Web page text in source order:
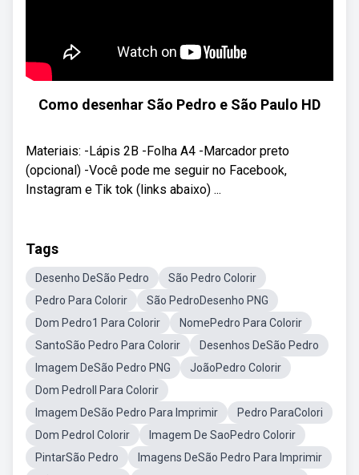
Como desenhar São Pedro e São Paulo HD
Materiais: -Lápis 2B -Folha A4 -Marcador preto
(opcional) -Você pode me seguir no Facebook,
Instagram e Tik tok (links abaixo) ...
Tags
Desenho DeSão Pedro
São Pedro Colorir
Pedro Para Colorir
São PedroDesenho PNG
Dom Pedro1 Para Colorir
NomePedro Para Colorir
SantoSão Pedro Para Colorir
Desenhos DeSão Pedro
Imagem DeSão Pedro PNG
JoãoPedro Colorir
Dom PedroII Para Colorir
Imagem DeSão Pedro Para Imprimir
Pedro ParaColori
Dom PedroI Colorir
Imagem De SaoPedro Colorir
PintarSão Pedro
Imagens DeSão Pedro Para Imprimir